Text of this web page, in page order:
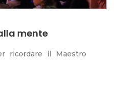
mente
ricordare il Maestro